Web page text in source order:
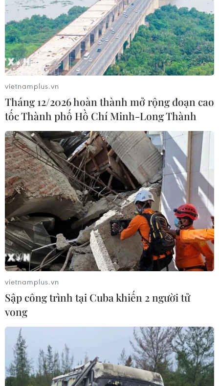
Tăng cường quan hệ Đối tác chiến lược
toàn diện Việt Nam-Indonesia
11/03/2025 06:49
Hai bên thảo luận về khả năng ký kết biên bản ghi nhớ
giữa hai đảng nhằm thiết lập khuôn khổ tăng quan hệ
hợp tác trên một số lĩnh vực cụ thể như trao đổi cán bộ
đối ngoại, đào tạo bồi dưỡng cán bộ.
vietnamplus.vn
Tháng 12/2026 hoàn thành mở rộng đoạn cao
tốc Thành phố Hồ Chí Minh-Long Thành
vietnamplus.vn
Sập công trình tại Cuba khiến 2 người tử
vong